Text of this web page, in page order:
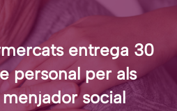
entrega 30
personal per als
social